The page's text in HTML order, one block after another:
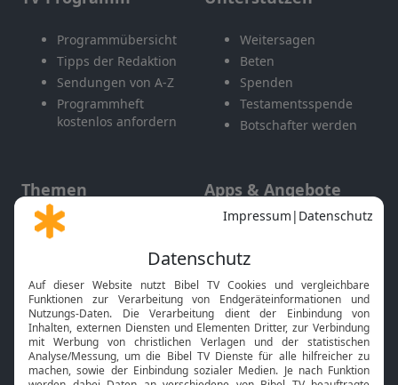
Programmübersicht
Tipps der Redaktion
Sendungen von A-Z
Programmheft
kostenlos anfordern
Weitersagen
Beten
Spenden
Testamentsspende
Botschafter werden
Themen
Gott und Bibel erklärt
Neuigkeiten
Apps & Angebote
Mobile App
Smart TV
HbbTV
Bibelthek Online-Bibel
Nächster Gottesdienst